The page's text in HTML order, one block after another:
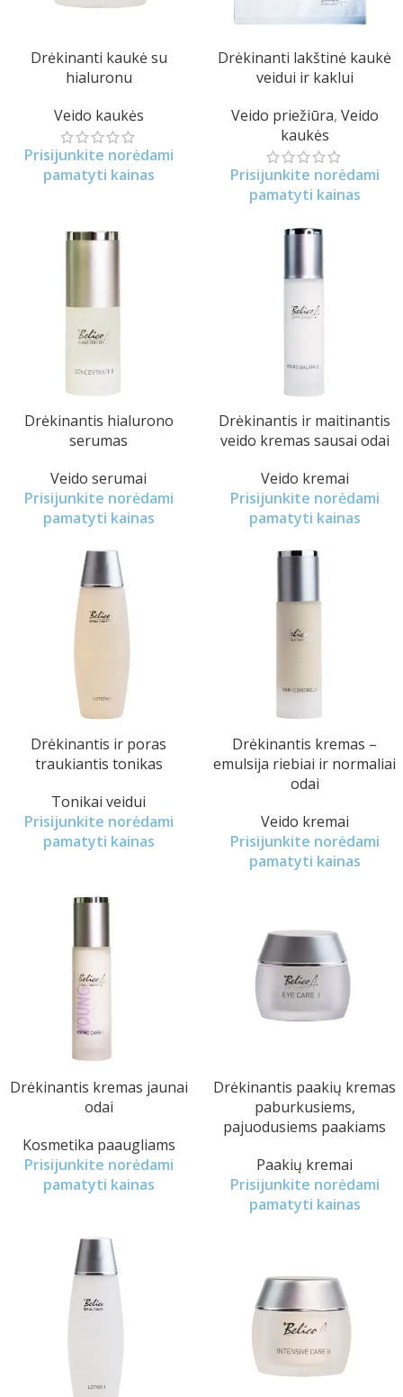
Drėkinanti kaukė su
hialuronu
Veido kaukės
Prisijunkite norėdami
pamatyti kainas
Drėkinanti lakštinė kaukė
veidui ir kaklui
Veido priežiūra, Veido
kaukės
Prisijunkite norėdami
pamatyti kainas
Drėkinantis hialurono
serumas
Veido serumai
Prisijunkite norėdami
pamatyti kainas
Drėkinantis ir maitinantis
veido kremas sausai odai
Veido kremai
Prisijunkite norėdami
pamatyti kainas
Drėkinantis ir poras
traukiantis tonikas
Tonikai veidui
Prisijunkite norėdami
pamatyti kainas
Drėkinantis kremas –
emulsija riebiai ir normaliai
odai
Veido kremai
Prisijunkite norėdami
pamatyti kainas
Drėkinantis kremas jaunai
odai
Kosmetika paaugliams
Prisijunkite norėdami
pamatyti kainas
Drėkinantis paakių kremas
paburkusiems,
pajuodusiems paakiams
Paakių kremai
Prisijunkite norėdami
pamatyti kainas